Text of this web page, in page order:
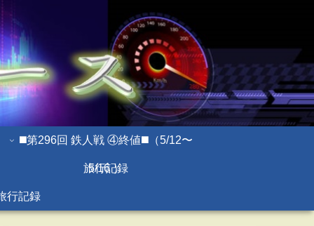
◼️第296回 鉄人戦 ④終値◼️（5/12〜
5/16 ）
旅行記録
行記録